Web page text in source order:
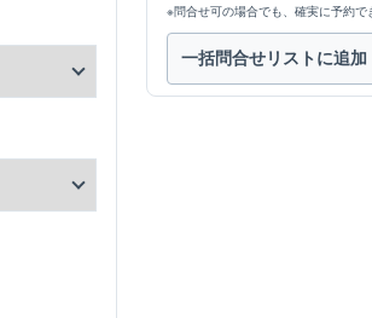
※問合せ可の場合でも、確実に予約で
一括問合せリストに追加